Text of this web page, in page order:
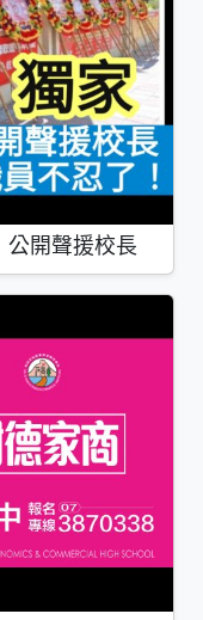
公開聲援校長